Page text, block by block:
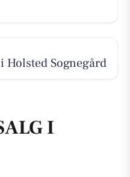
Holsted Sognegård
I